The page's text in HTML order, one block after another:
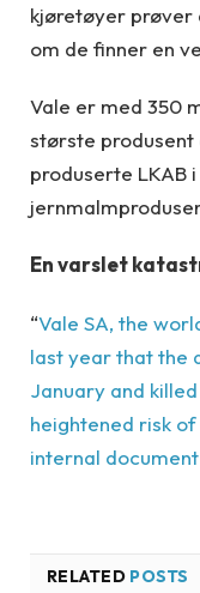
kjøretøyer prøver
om de finner en
Vale er med 350
største produsent
produserte LKAB
En varslet
“Vale SA, the
last year that the
January and
heightened risk
internal
RELATED POSTS